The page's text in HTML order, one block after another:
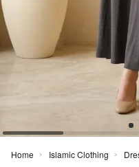
Home > Islamic Clothing >